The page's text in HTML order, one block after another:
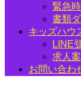
緊急
書類
キッズハウ
LINE
求人
お問い合わ